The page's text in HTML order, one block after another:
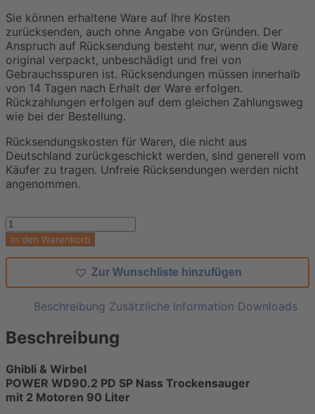
Sie können erhaltene Ware auf Ihre Kosten
zurücksenden, auch ohne Angabe von Gründen. Der
Anspruch auf Rücksendung besteht nur, wenn die Ware
original verpackt, unbeschädigt und frei von
Gebrauchsspuren ist. Rücksendungen müssen innerhalb
von 14 Tagen nach Erhalt der Ware erfolgen.
Rückzahlungen erfolgen auf dem gleichen Zahlungsweg
wie bei der Bestellung.
Rücksendungskosten für Waren, die nicht aus
Deutschland zurückgeschickt werden, sind generell vom
Käufer zu tragen. Unfreie Rücksendungen werden nicht
angenommen.
In den Warenkorb
Zur Wunschliste hinzufügen
Beschreibung Zusätzliche Information Downloads
Beschreibung
Ghibli & Wirbel
POWER WD90.2 PD SP Nass Trockensauger
mit 2 Motoren 90 Liter